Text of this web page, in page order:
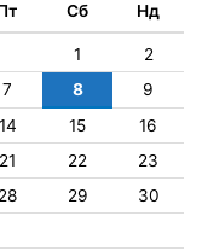
Сб Нд
1
2
7 8
9
14 15
16
21 22
23
28 29
30